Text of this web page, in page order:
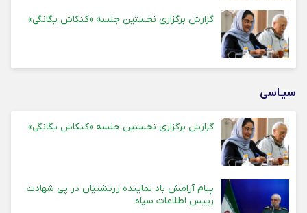
گزارش برگزاری نخستین جلسه «کنکاش یگانگی»
سیـاسی
گزارش برگزاری نخستین جلسه «کنکاش یگانگی»
پیام آرامش باد نماینده زرتشتیان در پی شهادت
رییس اطلاعات سپاه